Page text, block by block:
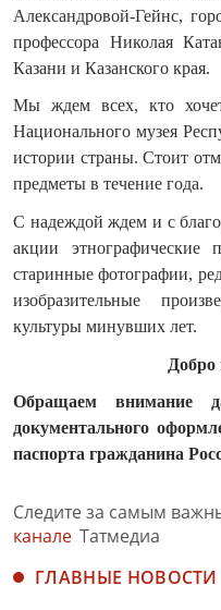
Александровой-Гейнс,
профессора Николая
Казани и Казанского края.
Мы ждем всех, кто
Национального музея
истории страны. Стоит
предметы в течение года.
C надеждой ждем и с
акции этнографические
старинные фотографии,
изобразительные
культуры минувших лет.
Добро
Обращаем внимание
документального
паспорта гражданина
Следите за самым
канале Татмедиа
ГЛАВНЫЕ НОВОСТИ